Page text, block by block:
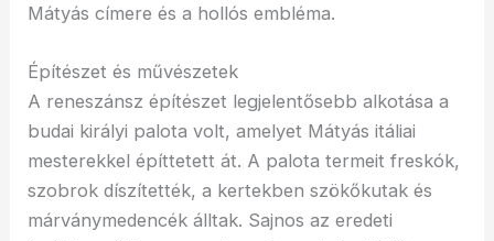
Mátyás címere és a hollós embléma.
Építészet és művészetek
A reneszánsz építészet legjelentősebb alkotása a
budai királyi palota volt, amelyet Mátyás itáliai
mesterekkel építtetett át. A palota termeit freskók,
szobrok díszítették, a kertekben szökőkutak és
márványmedencék álltak. Sajnos az eredeti